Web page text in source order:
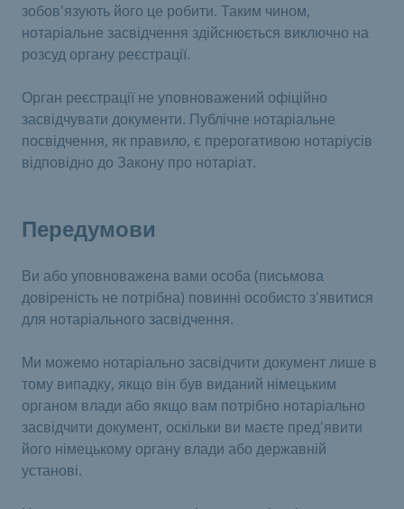
зобов'язують його це робити. Таким чином,
нотаріальне засвідчення здійснюється виключно на
розсуд органу реєстрації.
Орган реєстрації не уповноважений офіційно
засвідчувати документи. Публічне нотаріальне
посвідчення, як правило, є прерогативою нотаріусів
відповідно до Закону про нотаріат.
Передумови
Ви або уповноважена вами особа (письмова
довіреність не потрібна) повинні особисто з'явитися
для нотаріального засвідчення.
Ми можемо нотаріально засвідчити документ лише в
тому випадку, якщо він був виданий німецьким
органом влади або якщо вам потрібно нотаріально
засвідчити документ, оскільки ви маєте пред'явити
його німецькому органу влади або державній
установі.